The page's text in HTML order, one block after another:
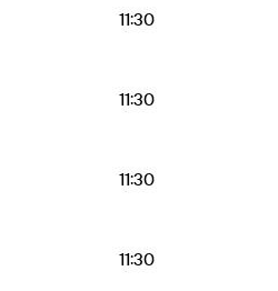
11:30
11:30
11:30
11:30